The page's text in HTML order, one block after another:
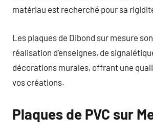
matériau est recherché pour sa
Les plaques de Dibond sur mesure
réalisation d’enseignes, de
décorations murales, offrant une
vos créations.
Plaques de PVC sur